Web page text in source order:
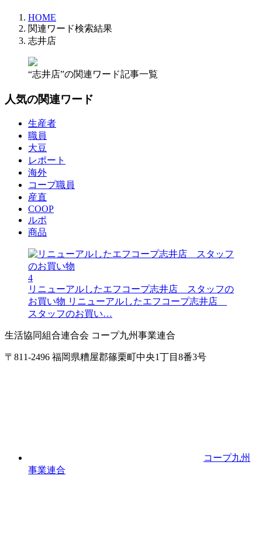
HOME
関連ワード検索結果
志井店
“志井店”の関連ワード記事一覧
人気の関連ワード
生産者
職員
大豆
レポート
海外
コープ職員
産直
COOP
ルポ
商品
4
リニューアルしたエフコープ志井店 スタッフの
お買い物 リニューアルしたエフコープ志井店
スタッフのお買い…
生活協同組合連合会 コープ九州事業連合
〒811-2496 福岡県糟屋郡篠栗町中央1丁目8番3号
コープ九州
事業連合